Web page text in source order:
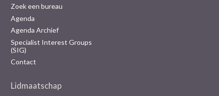
Zoek een bureau
Agenda
Agenda Archief
Specialist Interest Groups
(SIG)
Contact
Lidmaatschap